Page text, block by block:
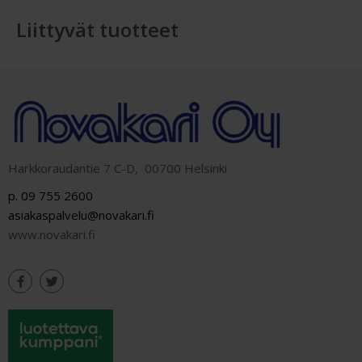
Liittyvät tuotteet
Harkkoraudantie 7 C-D, 00700 Helsinki
p. 09 755 2600
asiakaspalvelu@novakari.fi
www.novakari.fi